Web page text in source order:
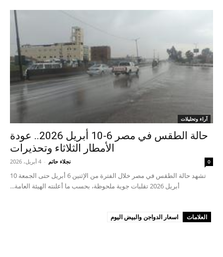
آراء وتحليلات
حالة الطقس في مصر 6-10 أبريل 2026.. عودة
الأمطار الثلاثاء وتحذيرات
نجلاء حاتم - 4 أبريل، 2026 0
تشهد حالة الطقس في مصر خلال الفترة من الإثنين 6 أبريل حتى الجمعة 10
أبريل 2026 تقلبات جوية ملحوظة، بحسب ما أعلنته الهيئة العامة...
العلامات اسعار الدواجن والبيض اليوم